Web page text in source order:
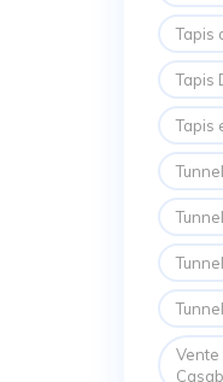
Tapis
Tapis
Tapis
Vente